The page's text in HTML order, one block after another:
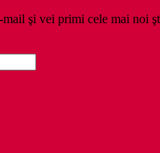
mail şi vei primi cele mai noi